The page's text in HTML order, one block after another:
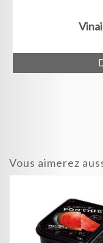
Vous aimerez